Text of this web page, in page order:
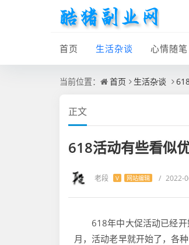
首页 生活杂谈 心情随笔
当前位置： 首页 生活杂谈
正文
618活动有些看似
老段 V 网站编辑 / 2022-
618年中大促活动已经
月，活动老早就开始了，各